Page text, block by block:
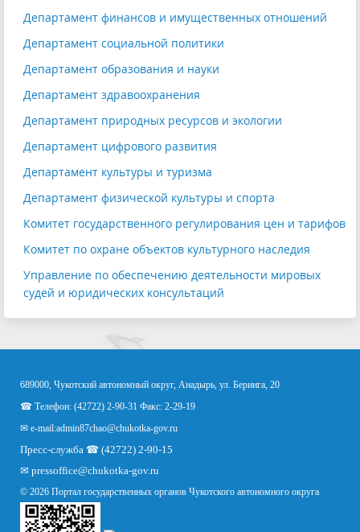
Департамент финансов и имущественных отношений
Департамент социальной политики
Департамент образования и науки
Департамент здравоохранения
Департамент природных ресурсов и экологии
Департамент цифрового развития
Департамент культуры и туризма
Департамент физической культуры и спорта
Комитет государственного регулирования цен и тарифов
Комитет по охране объектов культурного наследия
Управление по обеспечению деятельности мировых
судей и юридических консультаций
689000, Чукотский автономный округ, Анадырь, ул. Беринга, 20
☎ Телефон: (42722) 2-90-31 Факс: 2-29-19
✉ e-mail:admin87chao@chukotka-gov.ru
Пресс-служба ☎ (42722) 2-90-15
✉ pressoffice@chukotka-gov.ru
© 2026 Портал государственных органов Чукотского автономного округа